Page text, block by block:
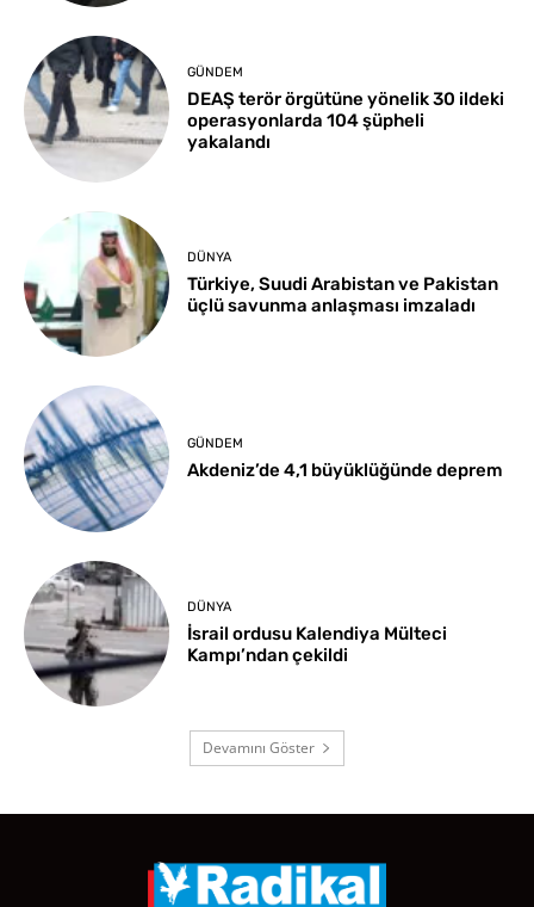
GÜNDEM
DEAŞ terör örgütüne yönelik 30 ildeki
operasyonlarda 104 şüpheli
yakalandı
DÜNYA
Türkiye, Suudi Arabistan ve Pakistan
üçlü savunma anlaşması imzaladı
GÜNDEM
Akdeniz’de 4,1 büyüklüğünde deprem
DÜNYA
İsrail ordusu Kalendiya Mülteci
Kampı’ndan çekildi
Devamını Göster